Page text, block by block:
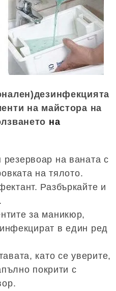
на майстора на
на
на ваната с
на тялото.
Разбъркайте и
за маникюр,
в един ред
като се уверите,
покрити с